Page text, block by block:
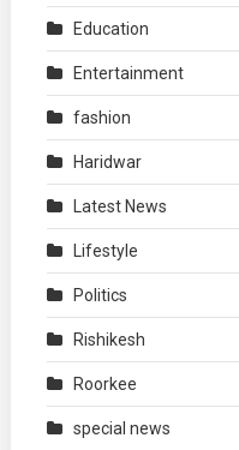
Education
Entertainment
fashion
Haridwar
Latest News
Lifestyle
Politics
Rishikesh
Roorkee
special news